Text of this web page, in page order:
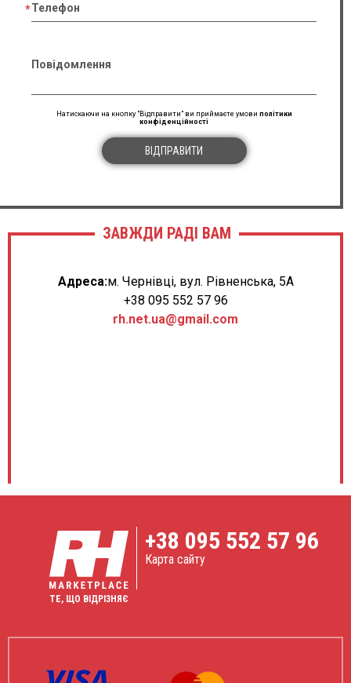
Телефон
Повідомлення
Натискаючи на кнопку "Відправити" ви приймаєте умови політики
конфіденційності
ВІДПРАВИТИ
ЗАВЖДИ РАДІ ВАМ
Адреса:м. Чернівці, вул. Рівненська, 5А
+38 095 552 57 96
rh.net.ua@gmail.com
ТЕ, ЩО ВІДРІЗНЯЄ
+38 095 552 57 96
Карта сайту